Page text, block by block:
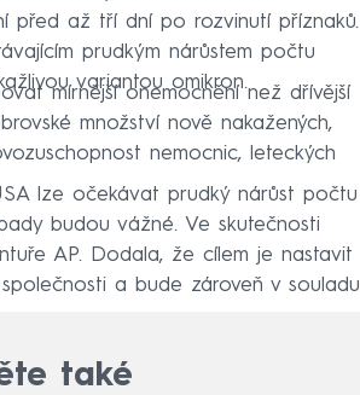
před až tří dní po rozvinutí příznaků.
prudkým nárůstem počtu
variantou omikron.
mírnější onemocnění než dřívější
množství nově nakažených,
nemocnic, leteckých
lze očekávat prudký nárůst počtu
budou vážné. Ve skutečnosti
AP. Dodala, že cílem je nastavit
a bude zároveň v souladu
také